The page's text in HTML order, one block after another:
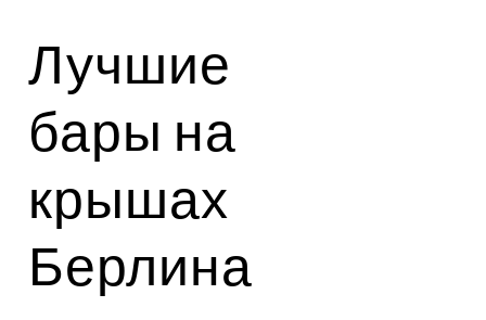
Лучшие
бары на
крышах
Берлина